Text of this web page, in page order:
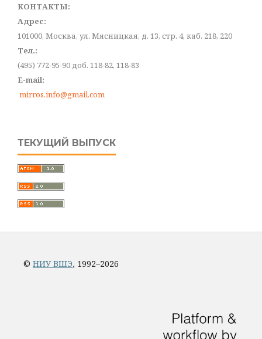
КОНТАКТЫ:
Адрес:
101000, Москва, ул. Мясницкая, д. 13, стр. 4, каб. 218, 220
Тел.:
(495) 772-95-90 доб. 118-82, 118-83
E-mail:
mirros.info@gmail.com
ТЕКУЩИЙ ВЫПУСК
© НИУ ВШЭ, 1992–2026